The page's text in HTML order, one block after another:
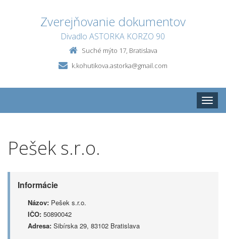
Zverejňovanie dokumentov
Divadlo ASTORKA KORZO 90
Suché mýto 17, Bratislava
k.kohutikova.astorka@gmail.com
Toggle
Pešek s.r.o.
Informácie
Názov: Pešek s.r.o.
IČO: 50890042
Adresa: Sibírska 29, 83102 Bratislava